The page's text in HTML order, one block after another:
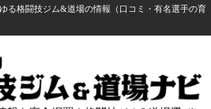
る格闘技ジム&道場の情報（口コミ・有名選手の育